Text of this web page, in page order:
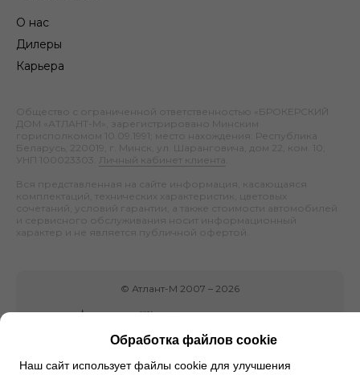
О нас
Дилеры
Карьера
Общество с ограниченной ответственностью «БРОКЕРСКИЙ
ДОМ «АТЛАНТ-М», зарегистрировано Минским
горисполкомом 10.09.1991; место нахождения: Республика
Беларусь, 220019, г. Минск, ул. Шаранговича, дом 22, ком. 10;
УНП 100023303.
Личный кабинет клиента
Вся представленная на сайте информация, касающаяся
комплектаций, технических характеристик, цветовых
сочетаний, условий гарантии, а также стоимости автомобилей
и сервисного обслуживания носит информационный
характер и не является публичной офертой.
© Атлант-М 2007 – 2026
Обработка файлов cookie
Наш сайт использует файлы cookie для улучшения